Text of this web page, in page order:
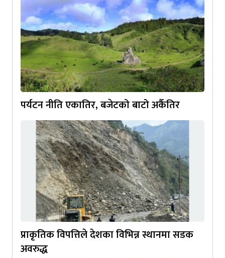
पर्यटन नीति एकातिर, बजेटको बाटो अर्कैतिर
प्राकृतिक विपत्तिले देशका विभिन्न स्थानमा सडक
अवरुद्ध